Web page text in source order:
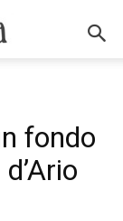
fondo